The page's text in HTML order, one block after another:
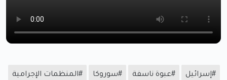
#إسرائيل #عبوة ناسفة #سوروكا #المنظمات الإجرامية